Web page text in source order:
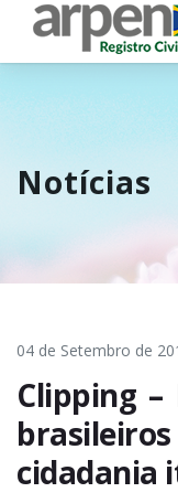
Notícias
04 de Setembro de
Clipping –
cidadania